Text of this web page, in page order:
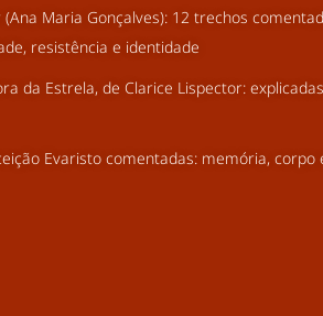
Maria Gonçalves): 12 trechos
resistência e identidade
da Estrela, de Clarice Lispector:
Evaristo comentadas: memória, corpo